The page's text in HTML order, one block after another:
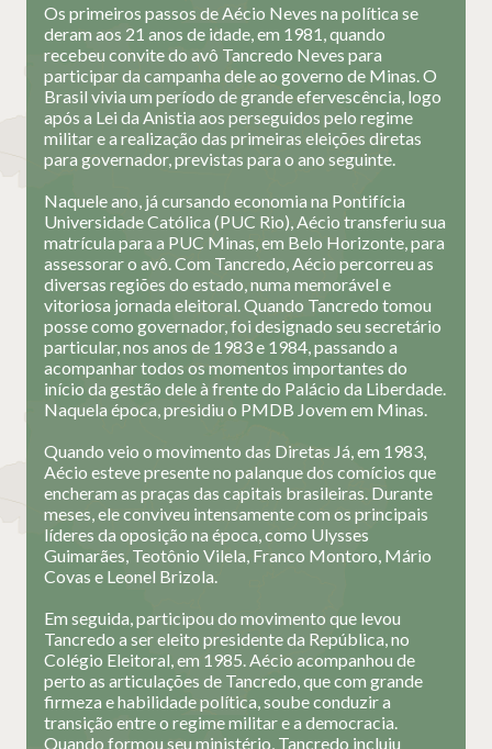
Os primeiros passos de Aécio Neves na política se
deram aos 21 anos de idade, em 1981, quando
recebeu convite do avô Tancredo Neves para
participar da campanha dele ao governo de Minas. O
Brasil vivia um período de grande efervescência, logo
após a Lei da Anistia aos perseguidos pelo regime
militar e a realização das primeiras eleições diretas
para governador, previstas para o ano seguinte.
Naquele ano, já cursando economia na Pontifícia
Universidade Católica (PUC Rio), Aécio transferiu sua
matrícula para a PUC Minas, em Belo Horizonte, para
assessorar o avô. Com Tancredo, Aécio percorreu as
diversas regiões do estado, numa memorável e
vitoriosa jornada eleitoral. Quando Tancredo tomou
posse como governador, foi designado seu secretário
particular, nos anos de 1983 e 1984, passando a
acompanhar todos os momentos importantes do
início da gestão dele à frente do Palácio da Liberdade.
Naquela época, presidiu o PMDB Jovem em Minas.
Quando veio o movimento das Diretas Já, em 1983,
Aécio esteve presente no palanque dos comícios que
encheram as praças das capitais brasileiras. Durante
meses, ele conviveu intensamente com os principais
líderes da oposição na época, como Ulysses
Guimarães, Teotônio Vilela, Franco Montoro, Mário
Covas e Leonel Brizola.
Em seguida, participou do movimento que levou
Tancredo a ser eleito presidente da República, no
Colégio Eleitoral, em 1985. Aécio acompanhou de
perto as articulações de Tancredo, que com grande
firmeza e habilidade política, soube conduzir a
transição entre o regime militar e a democracia.
Quando formou seu ministério, Tancredo incluiu